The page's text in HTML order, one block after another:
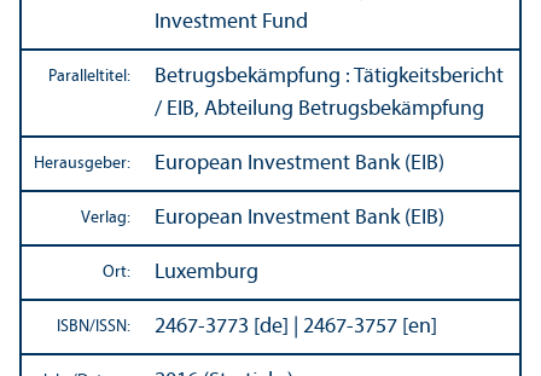
Investment Fund
Paralleltitel:
Betrugsbekämpfung : Tätigkeits­bericht
/ EIB, Abteilung Betrugsbekämpfung
Herausgeber: European Investment Bank (EIB)
Verlag: European Investment Bank (EIB)
Ort: Luxemburg
ISBN/ ISSN: 2467-3773 [de] | 2467-3757 [en]